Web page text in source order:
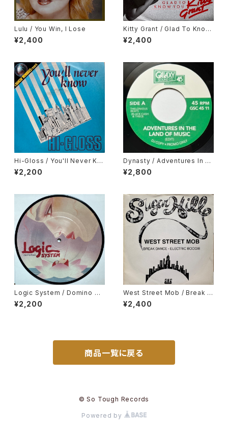
Lulu / You Win, I Lose
¥2,400
Kitty Grant / Glad To Know
You
¥2,400
Hi-Gloss / You'll Never Kn
ow
¥2,200
Dynasty / Adventures In T
he Land Of Music, Cesar M
ariano & Cia / Metropole
¥2,800
Logic System / Domino Da
nce, Be Yourself
¥2,200
West Street Mob / Break D
ance - Electric Boogie
¥2,400
商品一覧に戻る
© So Tough Records
Powered by